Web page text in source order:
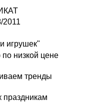
игрушек"
низкой цене
тренды
праздникам